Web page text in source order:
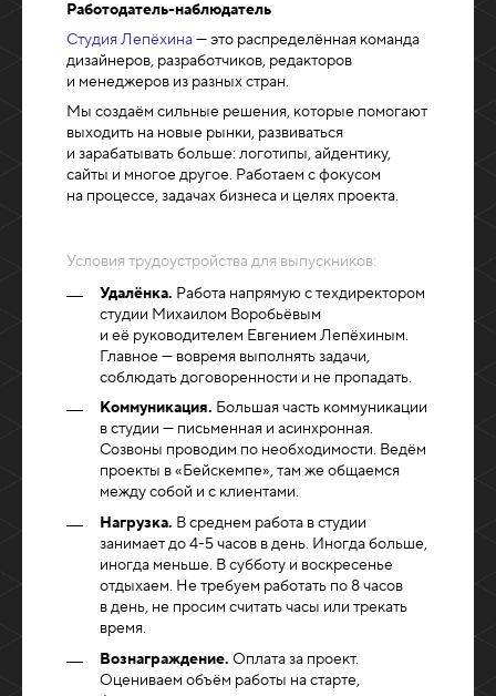
Работодатель-наблюдатель
Cтудия Лепёхина— это распределённая команда
дизайнеров, разработчиков, редакторов
и менеджеров из разных стран.
Мы создаём сильные решения, которые помогают
выходить на новые рынки, развиваться
и зарабатывать больше: логотипы, айдентику,
сайты и многое другое. Работаем с фокусом
на процессе, задачах бизнеса и целях проекта.
Условия трудоустройства для выпускников:
Удалёнка. Работа напрямую с техдиректором
студии Михаилом Воробьёвым
и её руководителем Евгением Лепёхиным.
Главное — вовремя выполнять задачи,
соблюдать договоренности и не пропадать.
Коммуникация. Большая часть коммуникации
в студии — письменная и асинхронная.
Созвоны проводим по необходимости. Ведём
проекты в «Бейскемпе», там же общаемся
между собой и с клиентами.
Нагрузка. В среднем работа в студии
занимает до 4-5 часов в день. Иногда больше,
иногда меньше. В субботу и воскресенье
отдыхаем. Не требуем работать по 8 часов
в день, не просим считать часы или трекать
время.
Вознаграждение. Оплата за проект.
Оцениваем объём работы на старте,